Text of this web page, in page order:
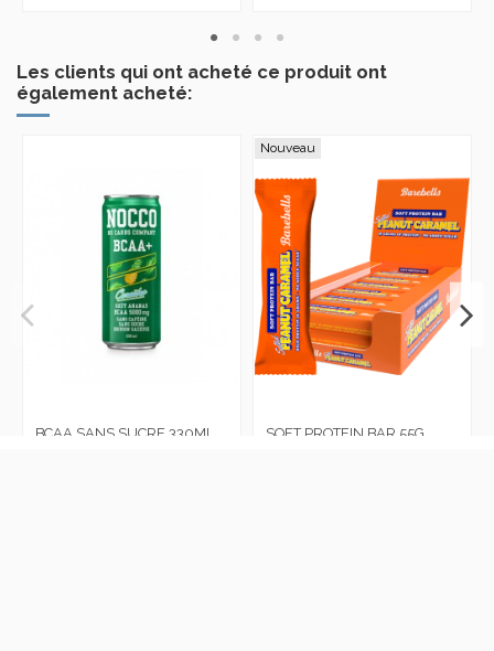
Les clients qui ont acheté ce produit ont
également acheté:
BCAA SANS SUCRE 330ML
Nouveau
SOFT PROTEIN BAR 55G